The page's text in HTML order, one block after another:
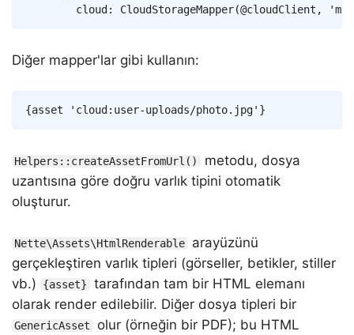
cloud : CloudStorageMapper(@cloudClient ,
Diğer mapper'lar gibi kullanın:
{asset 'cloud:user-uploads/photo.jpg' }
Helpers::createAssetFromUrl()
metodu, dosya
uzantısına göre doğru varlık tipini otomatik
oluşturur.
Nette\Assets\HtmlRenderable
arayüzünü
gerçekleştiren varlık tipleri (görseller, betikler, stiller
vb.)
{asset}
tarafından tam bir HTML elemanı
olarak render edilebilir. Diğer dosya tipleri bir
GenericAsset
olur (örneğin bir PDF); bu HTML